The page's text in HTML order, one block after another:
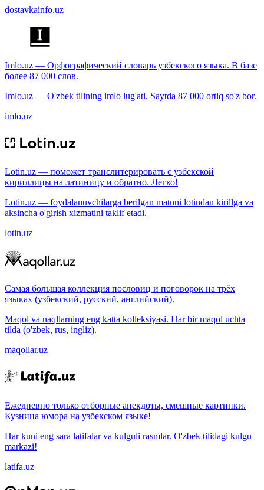
dostavkainfo.uz
Imlo.uz — Орфографический словарь узбекского языка. В базе
более 87 000 слов.
Imlo.uz — O'zbek tilining imlo lug'ati. Saytda 87 000 ortiq so'z bor.
imlo.uz
Lotin.uz — поможет транслитерировать с узбекской
кириллицы на латиницу и обратно. Легко!
Lotin.uz — foydalanuvchilarga berilgan matnni lotindan kirillga va
aksincha o'girish xizmatini taklif etadi.
lotin.uz
Самая большая коллекция пословиц и поговорок на трёх
языках (узбекский, русский, английский).
Maqol va naqllarning eng katta kolleksiyasi. Har bir maqol uchta
tilda (o'zbek, rus, ingliz).
maqollar.uz
Ежедневно только отборные анекдоты, смешные картинки.
Кузница юмора на узбекском языке!
Har kuni eng sara latifalar va kulguli rasmlar. O'zbek tilidagi kulgu
markazi!
latifa.uz